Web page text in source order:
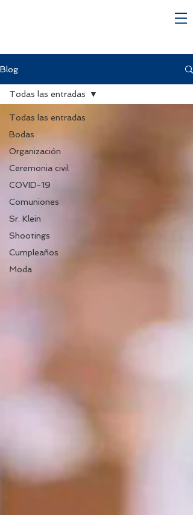
Blog
Todas las entradas
Bodas
Organización
Ceremonia civil
COVID-19
Comuniones
Sr. Klein
Shootings
Cumpleaños
Moda
Todas las entradas